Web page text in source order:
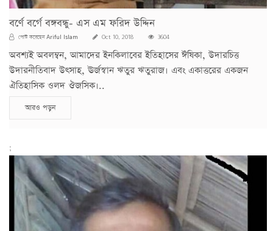
বর্ণে বর্গে বঙ্গবন্ধু- এস এম ফরিদ উদ্দিন
পোস্ট করেছেনAriful Islam Oct 10, 2018 3604
অবশ্যই অবলম্বন, আমাদের ইনকিলাবের ইতিহাসের ঈষিকা, উদারচিত্ত
উদারনীতিবাদ উৎসাহ, ঊর্জস্বান ঋতুর ঋতুরাজ। এবং একাত্তরের একজন
ঐতিহাসিক ওলদ ঔজসিক।..
আরও পড়ুন
;